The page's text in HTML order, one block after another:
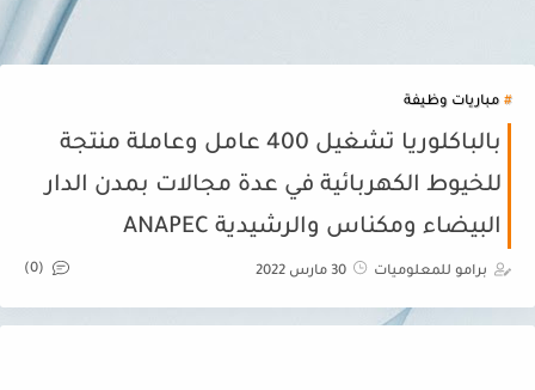
مباريات وظيفة
بالباكلوريا تشغيل 400 عامل وعاملة منتجة
للخيوط الكهربائية في عدة مجالات بمدن الدار
البيضاء ومكناس والرشيدية ANAPEC
برامو للمعلوميات 30 مارس 2022 (0)